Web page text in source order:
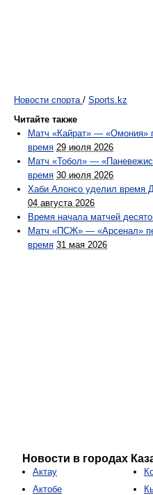
Новости спорта / Sports.kz
Читайте также
Матч «Кайрат» — «Омония»
время 29 июля 2026
Матч «Тобол» —
время 30 июля 2026
Хаби Алонсо уделил время
04 августа 2026
Время начала матчей
Матч «ПСЖ» — «Арсенал»
время 31 мая 2026
Новости в городах
Актау
Актобе